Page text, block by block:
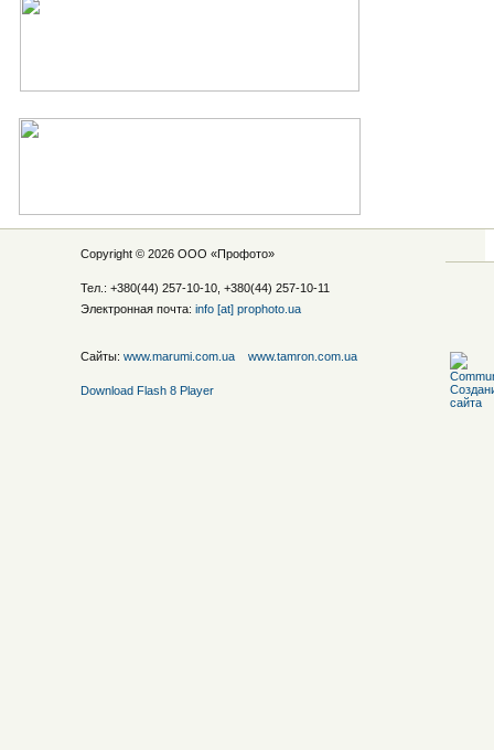
Copyright © 2026 ООО «Профото»
Тел.: +380(44) 257-10-10, +380(44) 257-10-11
Электронная почта: info [at] prophoto.ua
Сайты: www.marumi.com.ua www.tamron.com.ua
Download Flash 8 Player